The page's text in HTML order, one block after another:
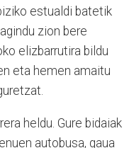
estualdi batetik
zion bere
elizbarrutira bildu
eta hemen amaitu
heldu. Gure bidaiak
autobusa, gaua